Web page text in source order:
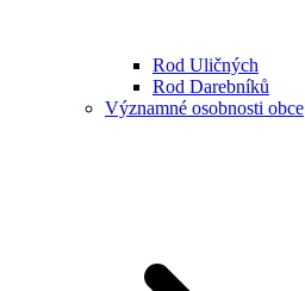
Rod Uličných
Rod Darebníků
Významné osobnosti obce